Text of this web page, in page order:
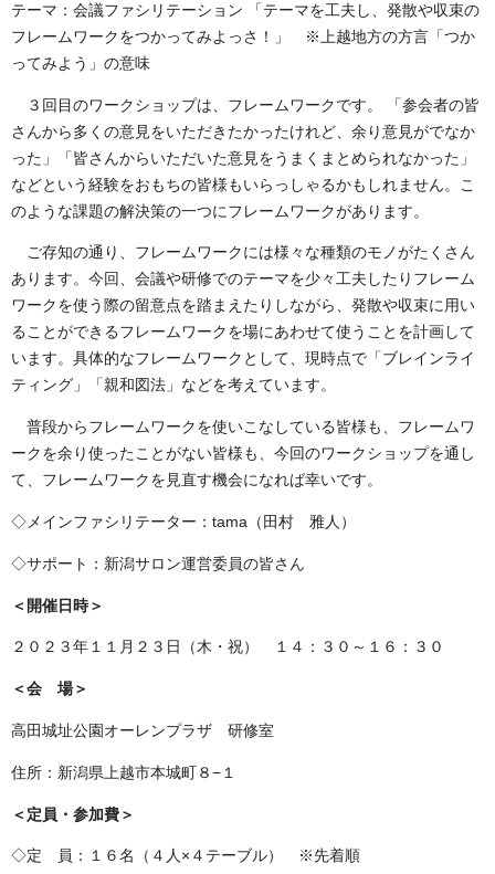
テーマ：会議ファシリテーション 「テーマを工夫し、発散や収束の
フレームワークをつかってみよっさ！」 ※上越地方の方言「つか
ってみよう」の意味
３回目のワークショップは、フレームワークです。 「参会者の皆
さんから多くの意見をいただきたかったけれど、余り意見がでなか
った」「皆さんからいただいた意見をうまくまとめられなかった」
などという経験をおもちの皆様もいらっしゃるかもしれません。こ
のような課題の解決策の一つにフレームワークがあります。
ご存知の通り、フレームワークには様々な種類のモノがたくさん
あります。今回、会議や研修でのテーマを少々工夫したりフレーム
ワークを使う際の留意点を踏まえたりしながら、発散や収束に用い
ることができるフレームワークを場にあわせて使うことを計画して
います。具体的なフレームワークとして、現時点で「ブレインライ
ティング」「親和図法」などを考えています。
普段からフレームワークを使いこなしている皆様も、フレームワ
ークを余り使ったことがない皆様も、今回のワークショップを通し
て、フレームワークを見直す機会になれば幸いです。
◇メインファシリテーター：tama（田村 雅人）
◇サポート：新潟サロン運営委員の皆さん
＜開催日時＞
２０２３年１１月２３日（木・祝） １４：３０～１６：３０
＜会 場＞
高田城址公園オーレンプラザ 研修室
住所：新潟県上越市本城町８−１
＜定員・参加費＞
◇定 員：１６名（４人×４テーブル） ※先着順